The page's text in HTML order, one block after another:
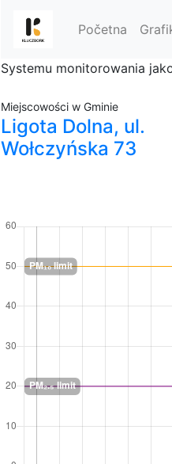
Početna
Systemu monitorowania
Miejscowości w Gminie
Ligota Dolna, ul.
Wołczyńska 73